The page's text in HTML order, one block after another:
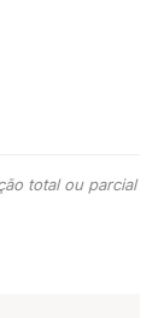
total ou parcial